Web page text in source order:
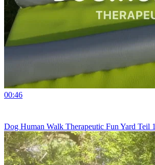
00:46
Dog Human Walk Therapeutic Fun Yard Teil 1